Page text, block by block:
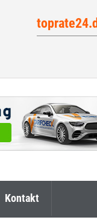
Kontakt